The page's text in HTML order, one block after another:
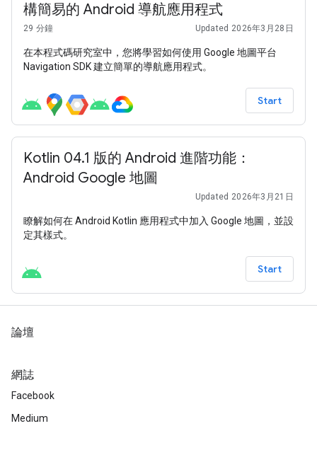
構簡易的 Android 導航應用程式
29 分鐘 Updated 2026年3月28日
在本程式碼研究室中，您將學習如何使用 Google 地圖平台
Navigation SDK 建立簡單的導航應用程式。
Start
Kotlin 04.1 版的 Android 進階功能：
Android Google 地圖
Updated 2026年3月21日
瞭解如何在 Android Kotlin 應用程式中加入 Google 地圖，並設
定其樣式。
Start
論壇
網誌
Facebook
Medium